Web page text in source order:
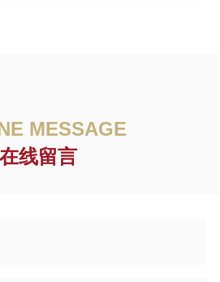
MESSAGE
在线留言